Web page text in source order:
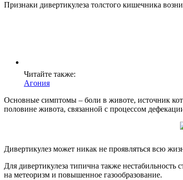
Признаки дивертикулеза толстого кишечника
Читайте также:
Агония
Основные симптомы – боли в животе, источник
половине живота, связанной с процессом
Дивертикулез может никак не проявляться всю
Для дивертикулеза типична также
на метеоризм и повышенное газообразование.